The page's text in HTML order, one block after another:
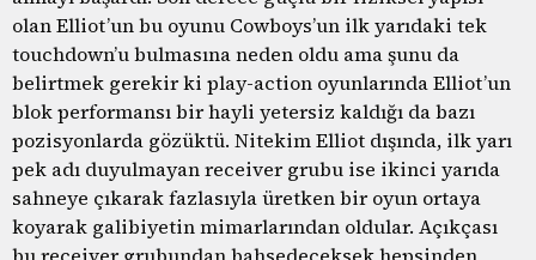
olan Elliot’un bu oyunu Cowboys’un ilk yarıdaki tek
touchdown’u bulmasına neden oldu ama şunu da
belirtmek gerekir ki play-action oyunlarında Elliot’un
blok performansı bir hayli yetersiz kaldığı da bazı
pozisyonlarda gözüktü. Nitekim Elliot dışında, ilk yarı
pek adı duyulmayan receiver grubu ise ikinci yarıda
sahneye çıkarak fazlasıyla üretken bir oyun ortaya
koyarak galibiyetin mimarlarından oldular. Açıkçası